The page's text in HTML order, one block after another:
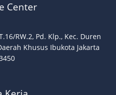
Center
RW.2, Pd. Klp., Kec. Duren
Khusus Ibukota Jakarta